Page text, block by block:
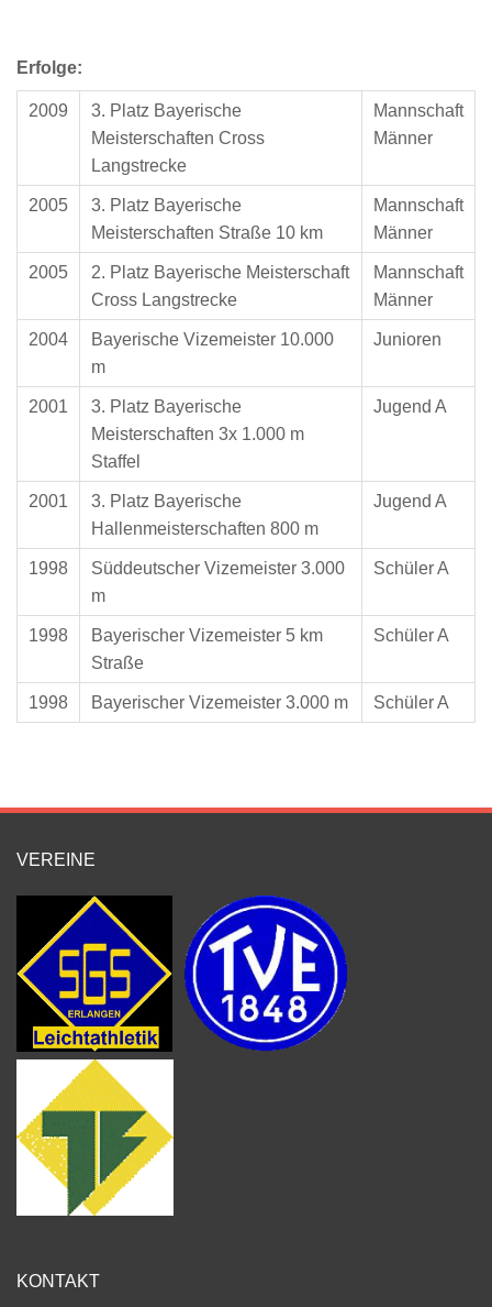
Erfolge:
2009
3. Platz Bayerische
Meisterschaften Cross
Langstrecke
Mannschaft
Männer
2005
3. Platz Bayerische
Meisterschaften Straße 10 km
Mannschaft
Männer
2005
2. Platz Bayerische Meisterschaft
Cross Langstrecke
Mannschaft
Männer
2004
Bayerische Vizemeister 10.000
m
Junioren
2001
3. Platz Bayerische
Meisterschaften 3x 1.000 m
Staffel
Jugend A
2001
3. Platz Bayerische
Hallenmeisterschaften 800 m
Jugend A
1998
Süddeutscher Vizemeister 3.000
m
Schüler A
1998
Bayerischer Vizemeister 5 km
Straße
Schüler A
1998 Bayerischer Vizemeister 3.000 m Schüler A
VEREINE
KONTAKT